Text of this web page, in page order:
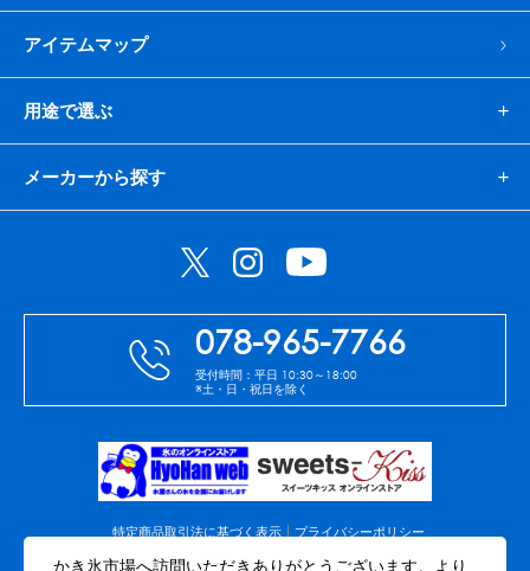
アイテムマップ
用途で選ぶ
メーカーから探す
078-965-7766
受付時間：平日 10:30～18:00
※土・日・祝日を除く
特定商品取引法に基づく表示
プライバシーポリシー
免責事項
会社案内 サイトマップ
かき氷市場へ訪問いただきありがとうございます。より